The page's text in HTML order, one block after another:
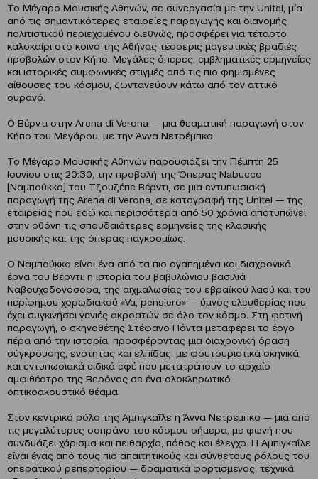
Το Μέγαρο Μουσικής Αθηνών, σε συνεργασία με την Unitel, μία
από τις σημαντικότερες εταιρείες παραγωγής και διανομής
πολιτιστικού περιεχομένου διεθνώς, προσφέρει για τέταρτο
καλοκαίρι στο κοινό της Αθήνας τέσσερις μαγευτικές βραδιές
προβολών στον Κήπο. Μεγάλες όπερες, εμβληματικές ερμηνείες
και ιστορικές συμφωνικές στιγμές από τις πιο φημισμένες
αίθουσες του κόσμου, ζωντανεύουν κάτω από τον αττικό
ουρανό.
Ο Βέρντι στην Arena di Verona — μια θεαματική παραγωγή στον
Κήπο του Μεγάρου, με την Άννα Νετρέμπκο.
Το Μέγαρο Μουσικής Αθηνών παρουσιάζει την Πέμπτη 25
Ιουνίου στις 20:30, την προβολή της Όπερας Nabucco
[Ναμπούκκο] του Τζουζέπε Βέρντι, σε μια εντυπωσιακή
παραγωγή της Arena di Verona, σε καταγραφή της Unitel — της
εταιρείας που εδώ και περισσότερα από 50 χρόνια αποτυπώνει
στην οθόνη τις σπουδαιότερες ερμηνείες της κλασικής
μουσικής και της όπερας παγκοσμίως.
Ο Ναμπούκκο είναι ένα από τα πιο αγαπημένα και διαχρονικά
έργα του Βέρντι: η ιστορία του βαβυλώνιου βασιλιά
Ναβουχοδονόσορα, της αιχμαλωσίας του εβραϊκού λαού και του
περίφημου χορωδιακού «Va, pensiero» — ύμνος ελευθερίας που
έχει συγκινήσει γενιές ακροατών σε όλο τον κόσμο. Στη φετινή
παραγωγή, ο σκηνοθέτης Στέφανο Πόντα μεταφέρει το έργο
πέρα από την ιστορία, προσφέροντας μια διαχρονική όραση
σύγκρουσης, ενότητας και ελπίδας, με φουτουριστικά σκηνικά
και εντυπωσιακά ειδικά εφέ που μετατρέπουν το αρχαίο
αμφιθέατρο της Βερόνας σε ένα ολοκληρωτικό
οπτικοακουστικό θέαμα.
Στον κεντρικό ρόλο της Αμπιγκαΐλε η Άννα Νετρέμπκο — μια από
τις μεγαλύτερες σοπράνο του κόσμου σήμερα, με φωνή που
συνδυάζει χάρισμα και πειθαρχία, πάθος και έλεγχο. Η Αμπιγκαΐλε
είναι ένας από τους πιο απαιτητικούς και σύνθετους ρόλους του
οπερατικού ρεπερτορίου — δραματικά φορτισμένος, τεχνικά